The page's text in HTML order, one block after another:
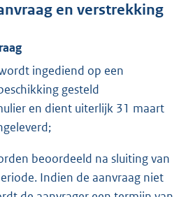
en verstrekking
ingediend op een
gesteld
en dient uiterlijk 31 maart
beoordeeld na sluiting van
Indien de aanvraag niet